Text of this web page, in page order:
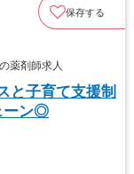
保存する
薬剤師求人
と子育て支援制
ーン◎